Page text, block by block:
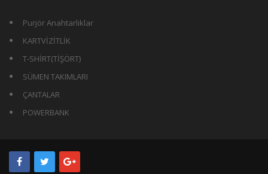
Purjör Anahtarlıklar
KARTVİZİTLİK
T-SHİRT(TİŞÖRT)
SÜMEN TAKIMLARI
ÇANTALAR
POWERBANK